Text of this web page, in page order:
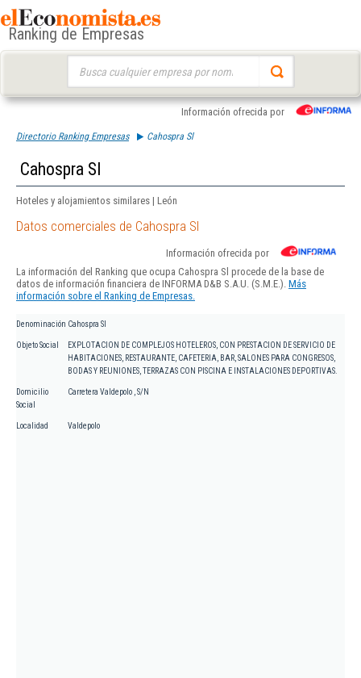
Ranking de Empresas
Información ofrecida por
Directorio Ranking Empresas Cahospra Sl
Cahospra Sl
Hoteles y alojamientos similares | León
Datos comerciales de Cahospra Sl
Información ofrecida por
La información del Ranking que ocupa Cahospra Sl procede de la base de
datos de información financiera de INFORMA D&B S.A.U. (S.M.E.). Más
información sobre el Ranking de Empresas.
Denominación Cahospra Sl
Objeto Social
EXPLOTACION DE COMPLEJOS HOTELEROS, CON PRESTACION DE SERVICIO DE
HABITACIONES, RESTAURANTE, CAFETERIA, BAR, SALONES PARA CONGRESOS,
BODAS Y REUNIONES, TERRAZAS CON PISCINA E INSTALACIONES DEPORTIVAS.
Domicilio
Social
Carretera Valdepolo , S/N
Localidad Valdepolo